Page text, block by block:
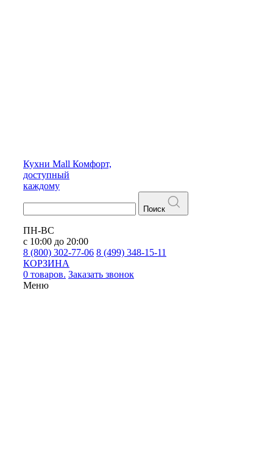
Кухни Mall Комфорт,
доступный
каждому
Поиск
ПН-ВС
с 10:00 до 20:00
8 (800) 302-77-06 8 (499) 348-15-11
КОРЗИНА
0 товаров. Заказать звонок
Меню